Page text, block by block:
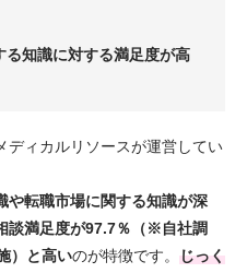
知識に対する満足度が高
ディカルリソースが運営してい
や転職市場に関する知識が深
談満足度が97.7％（※自社調
）と高いのが特徴です。 じっく